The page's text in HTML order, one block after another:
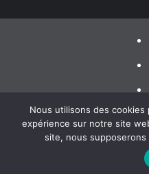
Grand Besançon
Nous utilisons des cookies
expérience sur notre site
site, nous